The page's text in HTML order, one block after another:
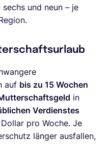
und neun – je
auf bis zu 15 Wochen
in
Verdienstes
pro Woche. Je
länger ausfallen,